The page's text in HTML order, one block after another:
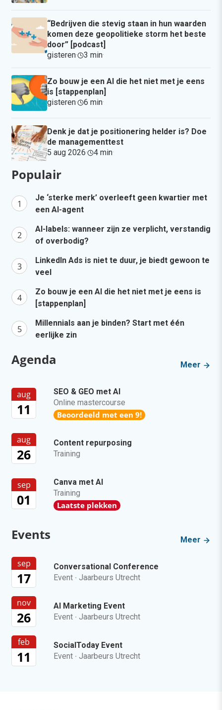
“Bedrijven die stevig staan in hun waarden
komen deze geopolitieke storm het beste
door” [podcast]
gisteren· 3 min·
Zo bouw je een AI die het niet met je eens
is [stappenplan]
gisteren· 6 min·
Denk je dat je positionering helder is? Doe
de managementtest
5 aug 2026· 4 min·
Populair
Je ‘sterke merk’ overleeft geen kwartier met
een AI-agent
AI-labels: wanneer zijn ze verplicht, verstandig
of overbodig?
LinkedIn Ads is niet te duur, je biedt gewoon te
veel
Zo bouw je een AI die het niet met je eens is
[stappenplan]
Millennials aan je binden? Start met één
eerlijke zin
Agenda Meer
aug
11
SEO & GEO met AI
Online mastercourse
Beoordeeld met een 9!
aug
26
Content repurposing
Training
sep
01
Canva met AI
Training
Laatste plekken
Events Meer
sep
17
Conversational Conference
Event · Jaarbeurs Utrecht
nov
26
AI Marketing Event
Event · Jaarbeurs Utrecht
feb
11
SocialToday Event
Event · Jaarbeurs Utrecht